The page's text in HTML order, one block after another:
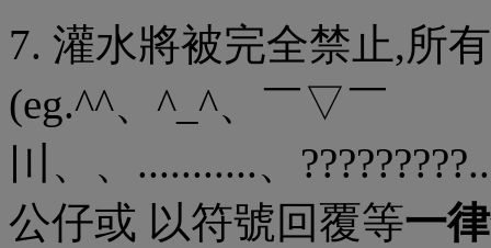
7. 灌水將被完全禁止,所
(eg.^^、^_^、￣▽￣
〣、、...........、
公仔或 以符號回覆等一